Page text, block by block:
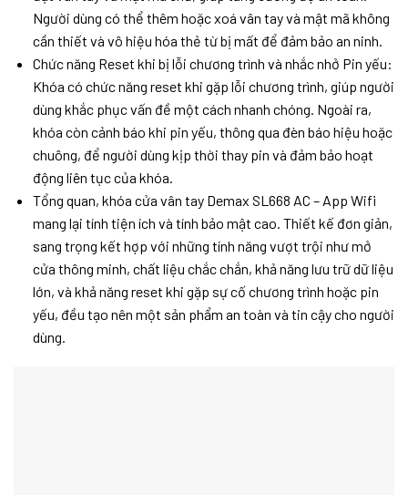
Người dùng có thể thêm hoặc xoá vân tay và mật mã không
cần thiết và vô hiệu hóa thẻ từ bị mất để đảm bảo an ninh.
Chức năng Reset khi bị lỗi chương trình và nhắc nhở Pin yếu:
Khóa có chức năng reset khi gặp lỗi chương trình, giúp người
dùng khắc phục vấn đề một cách nhanh chóng. Ngoài ra,
khóa còn cảnh báo khi pin yếu, thông qua đèn báo hiệu hoặc
chuông, để người dùng kịp thời thay pin và đảm bảo hoạt
động liên tục của khóa.
Tổng quan, khóa cửa vân tay Demax SL668 AC – App Wifi
mang lại tính tiện ích và tính bảo mật cao. Thiết kế đơn giản,
sang trọng kết hợp với những tính năng vượt trội như mở
cửa thông minh, chất liệu chắc chắn, khả năng lưu trữ dữ liệu
lớn, và khả năng reset khi gặp sự cố chương trình hoặc pin
yếu, đều tạo nên một sản phẩm an toàn và tin cậy cho người
dùng.